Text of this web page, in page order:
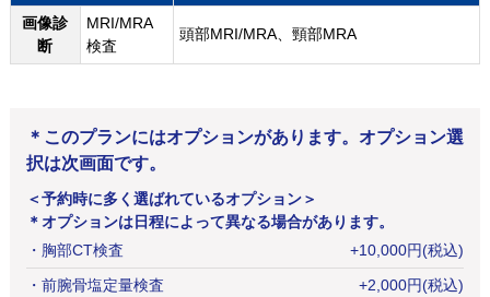
画像診
断
MRI/MRA
検査
頭部MRI/MRA、頸部MRA
＊このプランにはオプションがあります。オプション選
択は次画面です。
＜予約時に多く選ばれているオプション＞
＊オプションは日程によって異なる場合があります。
・ 胸部CT検査 +10,000円(税込)
・ 前腕骨塩定量検査 +2,000円(税込)